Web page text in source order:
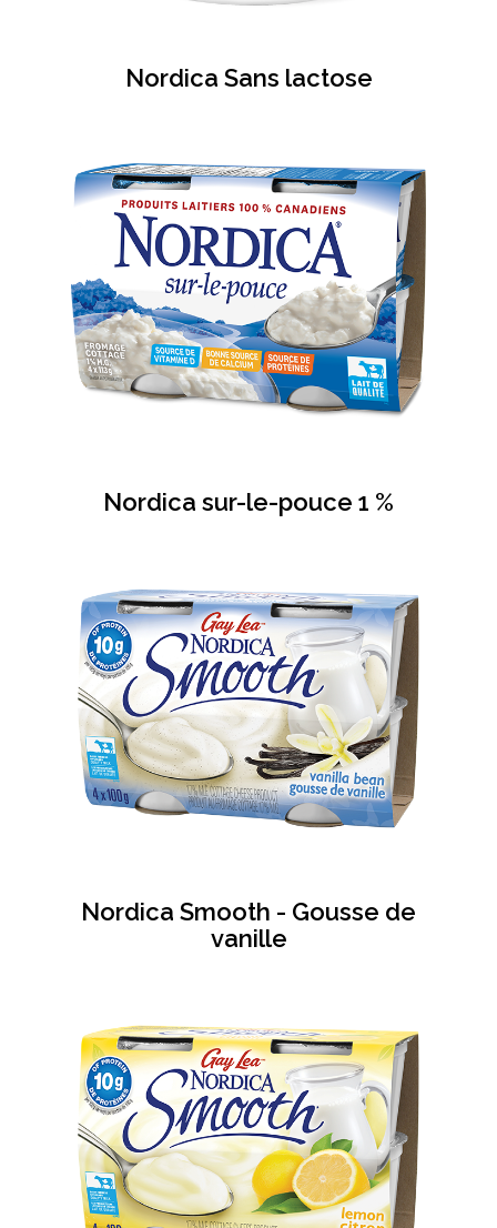
Nordica Sans lactose
Nordica sur-le-pouce 1 %
Nordica Smooth - Gousse de
vanille